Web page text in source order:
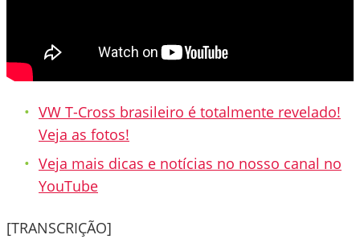
VW T-Cross brasileiro é totalmente revelado!
Veja as fotos!
Veja mais dicas e notícias no nosso canal no
YouTube
[TRANSCRIÇÃO]